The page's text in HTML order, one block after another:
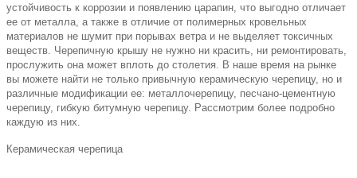
устойчивость к коррозии и появлению царапин, что выгодно отличает
ее от металла, а также в отличие от полимерных кровельных
материалов не шумит при порывах ветра и не выделяет токсичных
веществ. Черепичную крышу не нужно ни красить, ни ремонтировать,
прослужить она может вплоть до столетия. В наше время на рынке
вы можете найти не только привычную керамическую черепицу, но и
различные модификации ее: металлочерепицу, песчано-цементную
черепицу, гибкую битумную черепицу. Рассмотрим более подробно
каждую из них.
Керамическая черепица